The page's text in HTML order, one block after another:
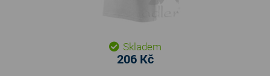
Skladem
206 Kč